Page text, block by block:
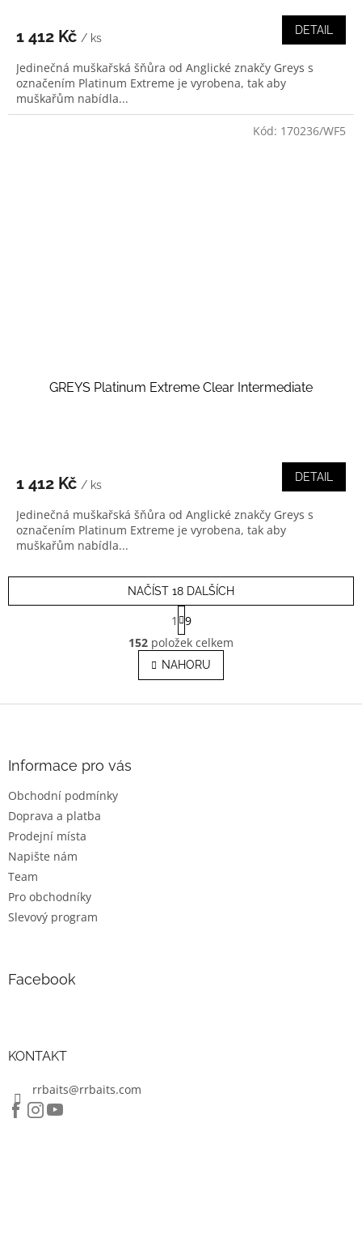
1 412 Kč / ks
DETAIL
Jedinečná muškařská šňůra od Anglické znakčy Greys s
označením Platinum Extreme je vyrobena, tak aby
muškařům nabídla...
GREYS Platinum Extreme Clear Intermediate
1 412 Kč / ks
DETAIL
Jedinečná muškařská šňůra od Anglické znakčy Greys s
označením Platinum Extreme je vyrobena, tak aby
muškařům nabídla...
Kód: 170236/WF5
O
v
l
á
NAČÍST 18 DALŠÍCH
t
r
á
n
k
v
1
9
152 položek celkem
NAHORU
Informace pro vás
Obchodní podmínky
Doprava a platba
Prodejní místa
Napište nám
Team
Pro obchodníky
Slevový program
Facebook
KONTAKT
rrbaits@rrbaits.com